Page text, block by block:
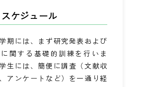
ケジュール
期には、まず研究発表および
関する基礎的訓練を行いま
生には、簡便に調査（文献収
アンケートなど）を一通り経